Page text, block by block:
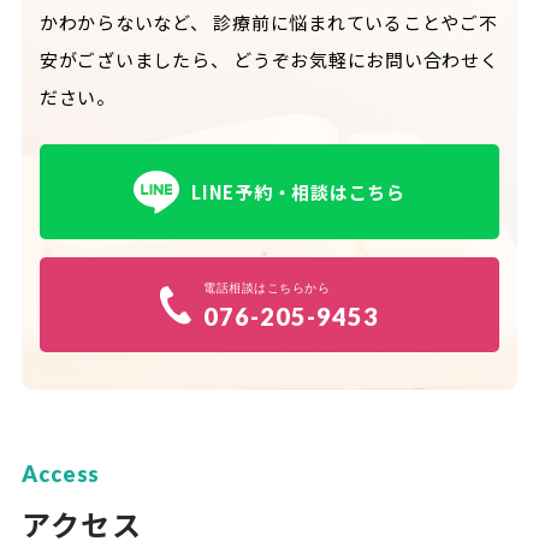
かわからないなど、
診療前に悩まれていることやご不
安がございましたら、
どうぞお気軽にお問い合わせく
ださい。
LINE予約・相談はこちら
電話相談はこちらから
076-205-9453
Access
アクセス